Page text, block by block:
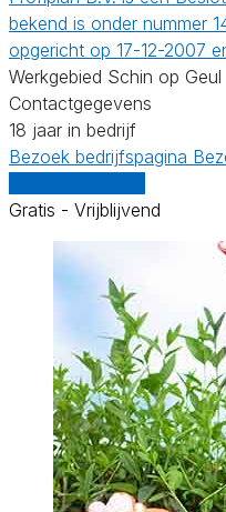
bekend is onder nummer
opgericht op 17-12-2007
Werkgebied Schin op Geul
Contactgegevens
18 jaar in bedrijf
Bezoek bedrijfspagina
Gratis - Vrijblijvend